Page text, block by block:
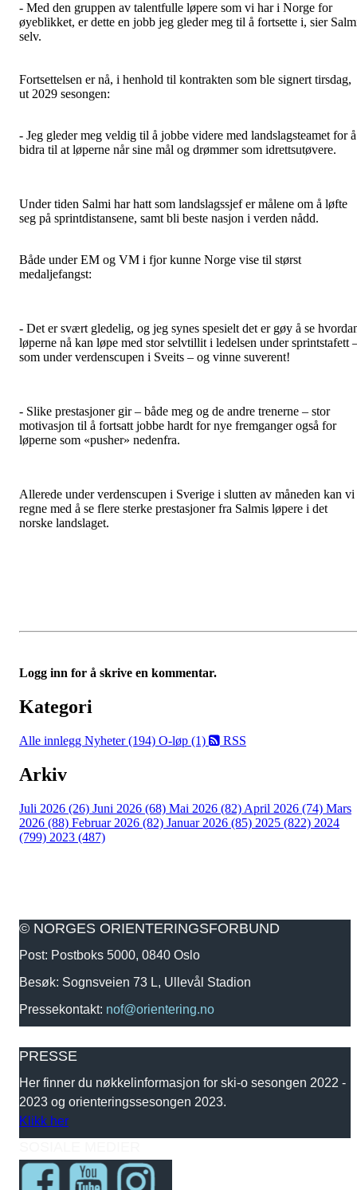
- Med den gruppen av talentfulle løpere som vi har i Norge for
øyeblikket, er dette en jobb jeg gleder meg til å fortsette i, sier
selv.
Fortsettelsen er nå, i henhold til kontrakten som ble signert tirsdag,
ut 2029 sesongen:
- Jeg gleder meg veldig til å jobbe videre med landslagsteamet for å
bidra til at løperne når sine mål og drømmer som idrettsutøvere.
Under tiden Salmi har hatt som landslagssjef er målene om å løfte
seg på sprintdistansene, samt bli beste nasjon i verden nådd.
Både under EM og VM i fjor kunne Norge vise til størst
medaljefangst:
- Det er svært gledelig, og jeg synes spesielt det er gøy å se
løperne nå kan løpe med stor selvtillit i ledelsen under sprintstafett
som under verdenscupen i Sveits – og vinne suverent!
- Slike prestasjoner gir – både meg og de andre trenerne – stor
motivasjon til å fortsatt jobbe hardt for nye fremganger også for
løperne som «pusher» nedenfra.
Allerede under verdenscupen i Sverige i slutten av måneden kan vi
regne med å se flere sterke prestasjoner fra Salmis løpere i det
norske landslaget.
Logg inn for å skrive en kommentar.
Kategori
Alle innlegg Nyheter (194) O-løp (1) RSS
Arkiv
Juli 2026 (26) Juni 2026 (68) Mai 2026 (82) April 2026 (74) Mars
2026 (88) Februar 2026 (82) Januar 2026 (85) 2025 (822) 2024
(799) 2023 (487)
© NORGES ORIENTERINGSFORBUND
Post: Postboks 5000, 0840 Oslo
Besøk: Sognsveien 73 L, Ullevål Stadion
Pressekontakt: nof@orientering.no
PRESSE
Her finner du nøkkelinformasjon for ski-o sesongen 2022 -
2023 og orienteringssesongen 2023.
Klikk her